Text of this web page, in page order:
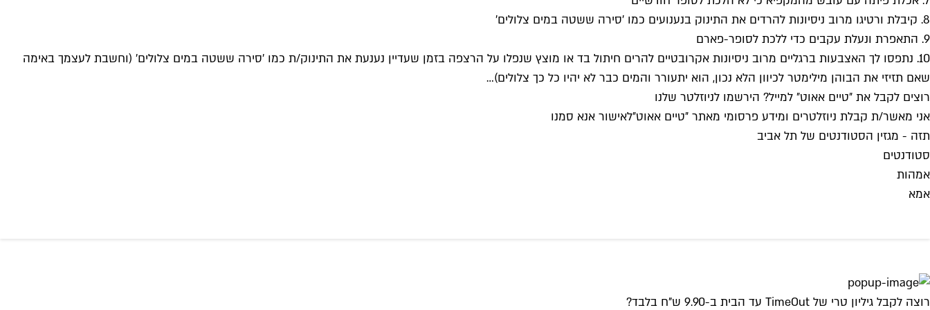
8. קיבלת ורטיגו מרוב ניסיונות להרדים את התינוק בנענועים כמו 'סירה ששטה במים צלולים'
9. התאפרת ונעלת עקבים כדי ללכת לסופר-פארם
10. נתפסו לך האצבעות ברגליים מרוב ניסיונות אקרובטיים להרים חיתול בד או מוצץ שנפלו על הרצפה בזמן שעדיין נענעת את התינוק/ת כמו 'סירה ששטה במים צלולים' (וחשבת לעצמך באימה
שאם תזיזי את הבוהן מילימטר לכיוון הלא נכון, הוא יתעורר והמים כבר לא יהיו כל כך צלולים)…
רוצים לקבל את ״טיים אאוט״ למייל? הירשמו לניוזלטר שלנו
אני מאשר/ת קבלת ניוזלטרים ומידע פרסומי מאתר ״טיים אאוט״לאישור אנא סמנו
תזה - מגזין הסטודנטים של תל אביב
סטודנטים
אמהות
אמא
רוצה לקבל גיליון טרי של TimeOut עד הבית ב-9.90 ש"ח בלבד?